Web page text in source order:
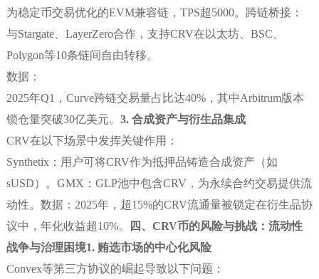
为稳定币交易优化的EVM兼容链，TPS超5000。跨链桥接：
与Stargate、LayerZero合作，支持CRV在以太坊、BSC、
Polygon等10条链间自由转移。
数据：
2025年Q1，Curve跨链交易量占比达40%，其中Arbitrum版本
锁仓量突破30亿美元。 3. 合成资产与衍生品集成
CRV在以下场景中发挥关键作用：
Synthetix：用户可将CRV作为抵押品铸造合成资产（如
sUSD）。GMX：GLP池中包含CRV，为永续合约交易提供流
动性。数据：2025年，超15%的CRV流通量被锁定在衍生品协
议中，年化收益超10%。
四、CRV币的风险与挑战：流动性
战争与治理困境1. 贿选市场的中心化风险
Convex等第三方协议的崛起导致以下问题：